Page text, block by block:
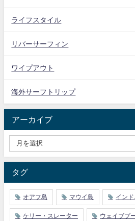
ライフスタイル
リバーサーフィン
ワイプアウト
海外サーフトリップ
アーカイブ
タグ
オアフ島 マウイ島 イン
ケリー・スレーター ウェイブプ